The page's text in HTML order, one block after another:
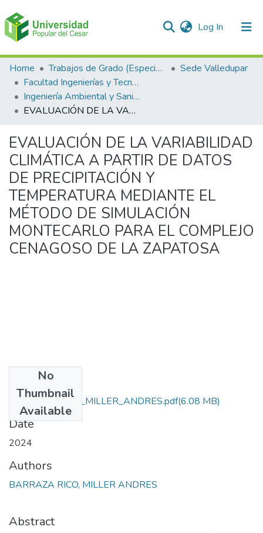
Log In (current)
Communities & Collections
All of DSpace
Statistics
Home Trabajos de Grado (Especializaciones y Pregrados)
Sede Valledupar
Facultad Ingenierías y Tecnologías
Ingeniería Ambiental y Sanitaria.
EVALUACIÓN DE LA VARIABILIDAD CLIMÁTICA A PARTIR DE DATOS DE PRECIPITACIÓN Y TEMPERATURA MEDIANTE EL MÉTODO DE SIMULACIÓN MONTECARLO PARA EL COMPLEJO CENAGOSO DE LA ZAPATOSA
EVALUACIÓN DE LA VARIABILIDAD
CLIMÁTICA A PARTIR DE DATOS
DE PRECIPITACIÓN Y
TEMPERATURA MEDIANTE EL
MÉTODO DE SIMULACIÓN
MONTECARLO PARA EL COMPLEJO
CENAGOSO DE LA ZAPATOSA
No
Thumbnail
Available
BARRAZA_RICO_MILLER_ANDRES.pdf(6.08 MB)
Date
2024
Authors
BARRAZA RICO, MILLER ANDRES
Abstract